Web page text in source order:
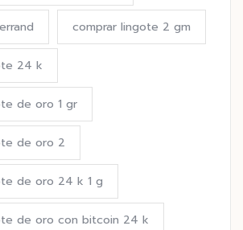
comprar lingote 2 gm
24 k
de oro 1 gr
de oro 2
de oro 24 k 1 g
de oro con bitcoin 24 k